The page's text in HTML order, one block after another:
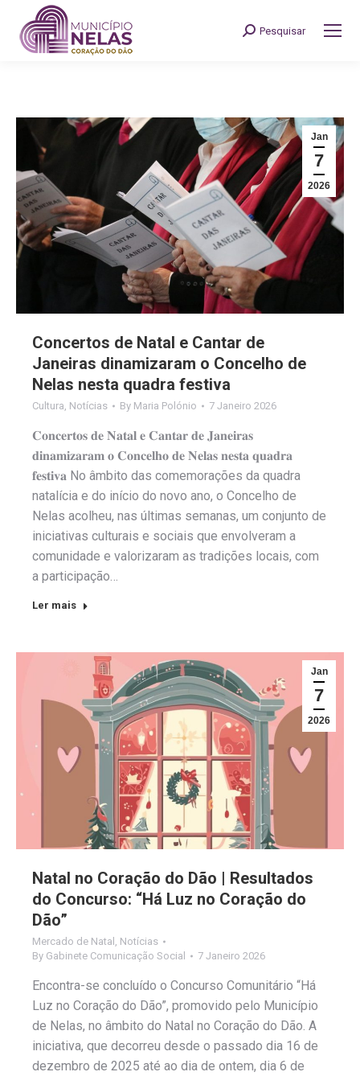
Search:
Pesquisar
Jan
7
2026
Concertos de Natal e Cantar de
Janeiras dinamizaram o Concelho de
Nelas nesta quadra festiva
Cultura, Notícias By Maria Polónio 7 Janeiro 2026
𝐂𝐨𝐧𝐜𝐞𝐫𝐭𝐨𝐬 𝐝𝐞 𝐍𝐚𝐭𝐚𝐥 𝐞 𝐂𝐚𝐧𝐭𝐚𝐫 𝐝𝐞 𝐉𝐚𝐧𝐞𝐢𝐫𝐚𝐬
𝐝𝐢𝐧𝐚𝐦𝐢𝐳𝐚𝐫𝐚𝐦 𝐨 𝐂𝐨𝐧𝐜𝐞𝐥𝐡𝐨 𝐝𝐞 𝐍𝐞𝐥𝐚𝐬 𝐧𝐞𝐬𝐭𝐚 𝐪𝐮𝐚𝐝𝐫𝐚
𝐟𝐞𝐬𝐭𝐢𝐯𝐚 No âmbito das comemorações da quadra
natalícia e do início do novo ano, o Concelho de
Nelas acolheu, nas últimas semanas, um conjunto de
iniciativas culturais e sociais que envolveram a
comunidade e valorizaram as tradições locais, com
a participação…
Ler mais
Jan
7
2026
Natal no Coração do Dão | Resultados
do Concurso: “Há Luz no Coração do
Dão”
Mercado de Natal Notícias
By Gabinete Comunicação Social 7 Janeiro 2026
Encontra-se concluído o Concurso Comunitário “Há
Luz no Coração do Dão”, promovido pelo Município
de Nelas, no âmbito do Natal no Coração do Dão. A
iniciativa, que decorreu desde o passado dia 16 de
dezembro de 2025 até ao dia de ontem, dia 6 de